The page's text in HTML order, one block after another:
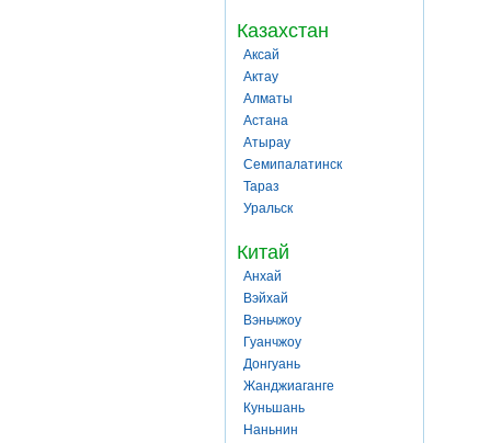
Казахстан
Аксай
Актау
Алматы
Астана
Атырау
Семипалатинск
Тараз
Уральск
Китай
Анхай
Вэйхай
Вэньчжоу
Гуанчжоу
Донгуань
Жанджиаганге
Куньшань
Наньнин